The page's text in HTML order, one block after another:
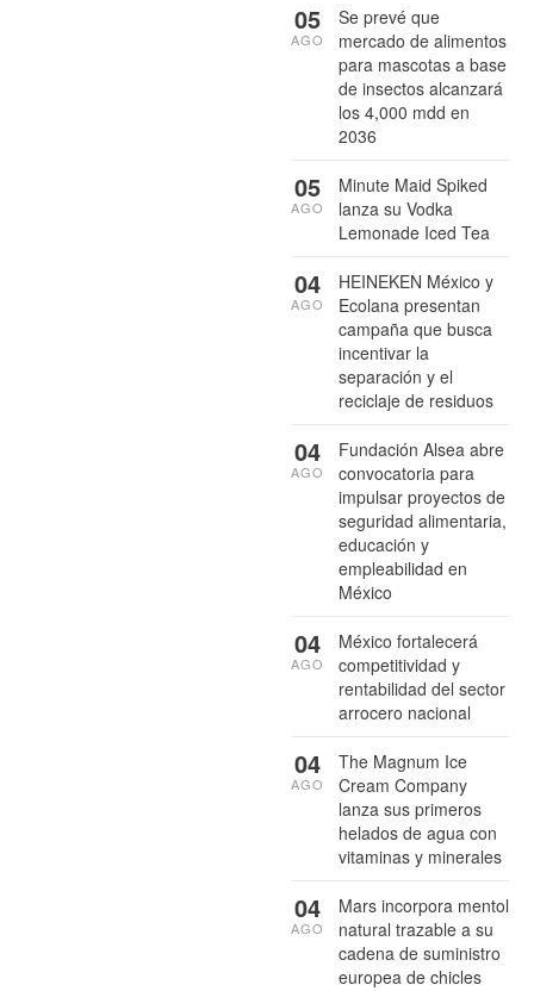
Se prevé que
mercado de alimentos
para mascotas a base
de insectos alcanzará
los 4,000 mdd en
2036
05
AGO
Minute Maid Spiked
lanza su Vodka
Lemonade Iced Tea
05
AGO
HEINEKEN México y
Ecolana presentan
campaña que busca
incentivar la
separación y el
reciclaje de residuos
04
AGO
Fundación Alsea abre
convocatoria para
impulsar proyectos de
seguridad alimentaria,
educación y
empleabilidad en
México
04
AGO
México fortalecerá
competitividad y
rentabilidad del sector
arrocero nacional
04
AGO
The Magnum Ice
Cream Company
lanza sus primeros
helados de agua con
vitaminas y minerales
04
AGO
Mars incorpora mentol
natural trazable a su
cadena de suministro
europea de chicles
04
AGO